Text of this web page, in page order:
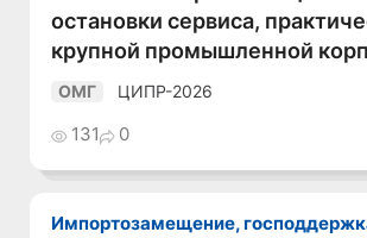
остановки сервиса,
крупной промышленной
ОМГ ЦИПР-2026
131 0
Импортозамещение,